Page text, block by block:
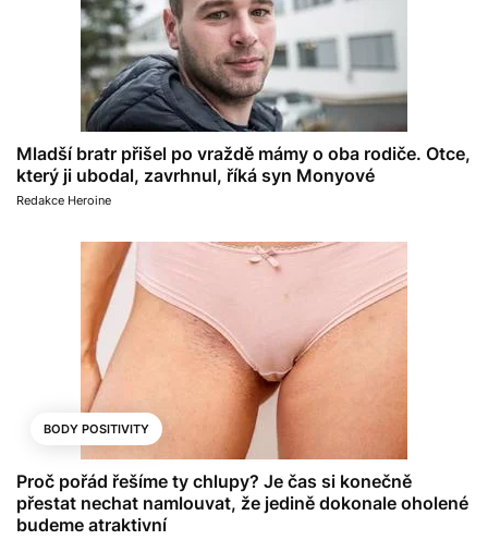
Mladší bratr přišel po vraždě mámy o oba rodiče. Otce,
který ji ubodal, zavrhnul, říká syn Monyové
Redakce Heroine
BODY POSITIVITY
Proč pořád řešíme ty chlupy? Je čas si konečně
přestat nechat namlouvat, že jedině dokonale oholené
budeme atraktivní